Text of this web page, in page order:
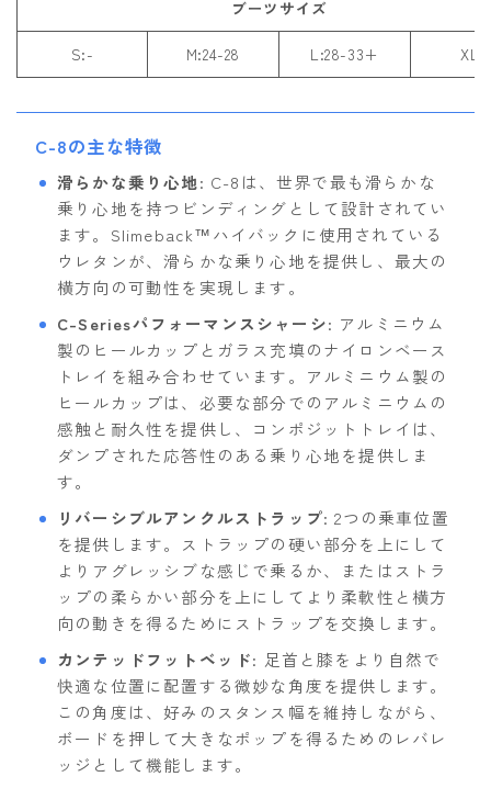
ブーツサイズ
S:- M:24-28 L:28-33+ XL:-
C-8の主な特徴
滑らかな乗り心地: C-8は、世界で最も滑らかな
乗り心地を持つビンディングとして設計されてい
ます。Slimeback™ハイバックに使用されている
ウレタンが、滑らかな乗り心地を提供し、最大の
横方向の可動性を実現します。
C-Seriesパフォーマンスシャーシ: アルミニウム
製のヒールカップとガラス充填のナイロンベース
トレイを組み合わせています。アルミニウム製の
ヒールカップは、必要な部分でのアルミニウムの
感触と耐久性を提供し、コンポジットトレイは、
ダンプされた応答性のある乗り心地を提供しま
す。
リバーシブルアンクルストラップ: 2つの乗車位置
を提供します。ストラップの硬い部分を上にして
よりアグレッシブな感じで乗るか、またはストラ
ップの柔らかい部分を上にしてより柔軟性と横方
向の動きを得るためにストラップを交換します。
カンテッドフットベッド: 足首と膝をより自然で
快適な位置に配置する微妙な角度を提供します。
この角度は、好みのスタンス幅を維持しながら、
ボードを押して大きなポップを得るためのレバレ
ッジとして機能します。